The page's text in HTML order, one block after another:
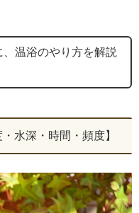
温浴のやり方を解説
水深・時間・頻度】